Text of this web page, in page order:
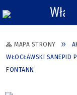
MAPA STRONY
WŁOCŁAWSKI SANEPID
FONTANN
Włącz